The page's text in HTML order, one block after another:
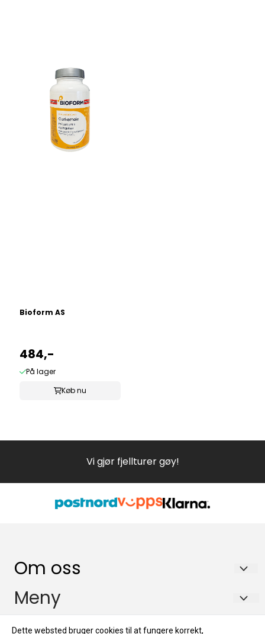
Bioform AS
484,-
På lager
Køb nu
Vi gjør fjellturer gøy!
Om oss
Bioform AS
Postboks 87
Meny
Info
Dette websted bruger cookies til at fungere korrekt,